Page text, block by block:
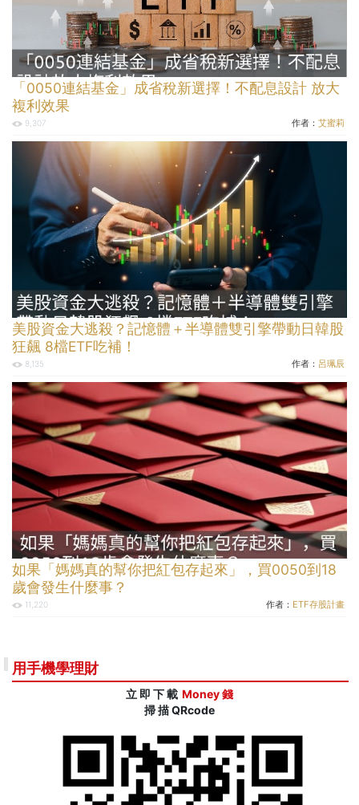
「0050連結基金」成省稅新選擇！不配息設計 放大
複利效果
9,307 作者： 艾蜜莉
美股資金大逃殺？記憶體＋半導體雙引擎帶動日韓股
狂飆 8檔ETF吃補！
8,135 作者： 呂珮辰
如果「媽媽真的幫你把紅包存起來」，買0050到18
歲會發生什麼事？
11,220 作者： ETF存股計畫
用手機學理財
立 即 下 載 Money 錢
掃 描 QRcode